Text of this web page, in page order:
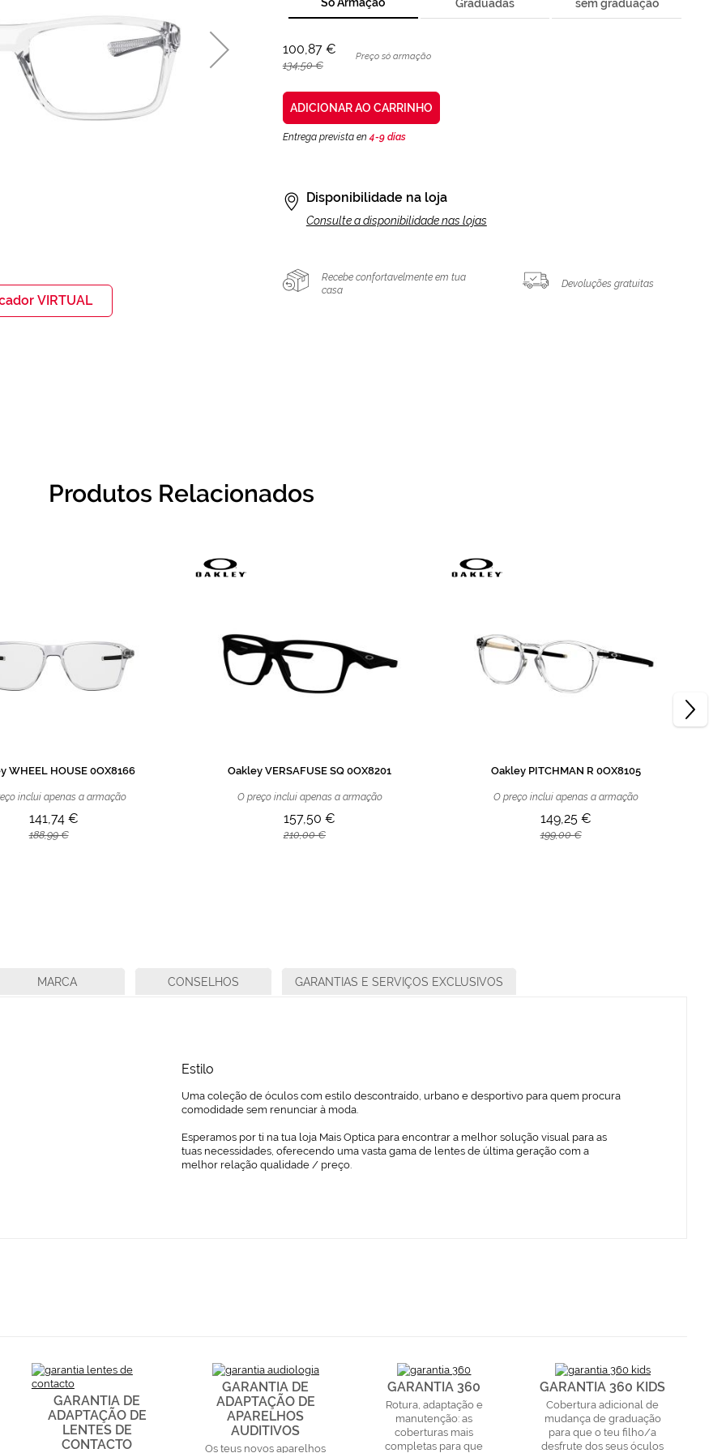
VIRTUAL
100,87 €
134,50 €
Preço só armação
ADICIONAR AO CARRINHO
Entrega prevista en4-9 días
Graduadas
sem graduação
Disponibilidade na loja
Consulte a disponibilidade nas lojas
Recebe confortavelmente em tua
casa
Devoluções gratuitas
Produtos Relacionados
WHEEL HOUSE 0OX8166
inclui apenas a armação
141,74 €
188,99 €
Oakley VERSAFUSE SQ 0OX8201
O preço inclui apenas a armação
157,50 €
210,00 €
Oakley PITCHMAN R 0OX8105
O preço inclui apenas a armação
149,25 €
199,00 €
Estilo
Uma coleção de óculos com estilo descontraído, urbano e desportivo para quem procura
comodidade sem renunciar à moda.
Esperamos por ti na tua loja Mais Optica para encontrar a melhor solução visual para as
tuas necessidades, oferecendo uma vasta gama de lentes de última geração com a
melhor relação qualidade / preço.
MARCA CONSELHOS GARANTIAS E SERVIÇOS EXCLUSIVOS
GARANTIA DE
ADAPTAÇÃO DE
LENTES DE
CONTACTO
GARANTIA DE
ADAPTAÇÃO DE
APARELHOS
AUDITIVOS
Os teus novos aparelhos
GARANTIA 360
Rotura, adaptação e
manutenção: as
coberturas mais
completas para que
GARANTIA 360 KIDS
Cobertura adicional de
mudança de graduação
para que o teu filho/a
desfrute dos seus óculos